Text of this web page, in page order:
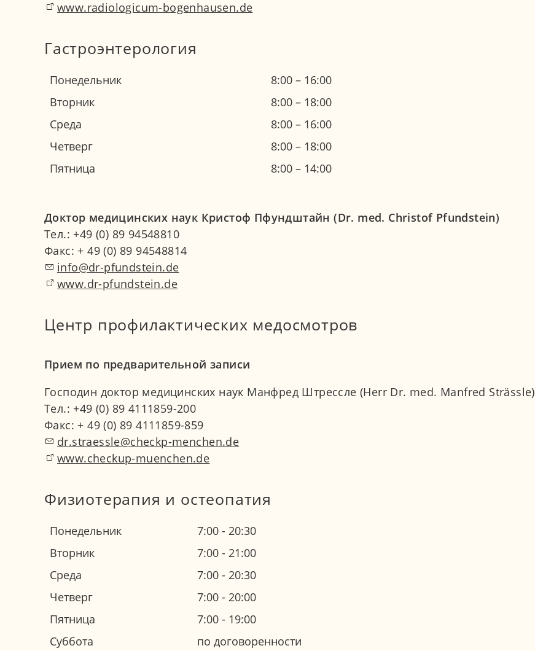
www.radiologicum-bogenhausen.de
Гастроэнтерология
Понедельник
8:00 – 16:00
Вторник
8:00 – 18:00
Среда
8:00 – 16:00
Четверг
8:00 – 18:00
Пятница
8:00 – 14:00
Доктор медицинских наук Кристоф Пфундштайн (Dr. med. Christof Pfundstein)
Тел.: +49 (0) 89 94548810
Факс: + 49 (0) 89 94548814
info@dr-pfundstein.de
www.dr-pfundstein.de
Центр профилактических медосмотров
Прием по предварительной записи
Господин доктор медицинских наук Манфред Штрессле (Herr Dr. med. Manfred Strässle)
Тел.: +49 (0) 89 4111859-200
Факс: + 49 (0) 89 4111859-859
dr str ssl ch ckp-m nch n d
www.checkup-muenchen.de
Физиотерапия и остеопатия
Понедельник
7:00 - 20:30
Вторник
7:00 - 21:00
Среда
7:00 - 20:30
Четверг
7:00 - 20:00
Пятница
7:00 - 19:00
Суббота
по договоренности